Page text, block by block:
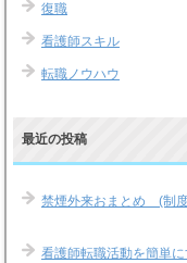
復職
看護師スキル
転職ノウハウ
最近の投稿
禁煙外来おまとめ (制
看護師転職活動を簡単